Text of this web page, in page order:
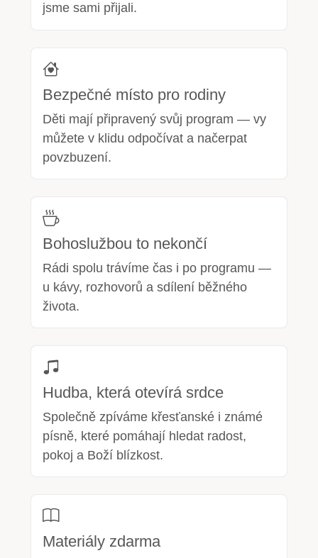
jsme sami přijali.
Bezpečné místo pro rodiny
Děti mají připravený svůj program — vy
můžete v klidu odpočívat a načerpat
povzbuzení.
Bohoslužbou to nekončí
Rádi spolu trávíme čas i po programu —
u kávy, rozhovorů a sdílení běžného
života.
Hudba, která otevírá srdce
Společně zpíváme křesťanské i známé
písně, které pomáhají hledat radost,
pokoj a Boží blízkost.
Materiály zdarma